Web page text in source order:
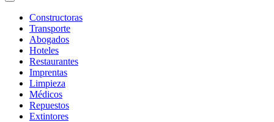
Constructoras
Transporte
Abogados
Hoteles
Restaurantes
Imprentas
Limpieza
Médicos
Repuestos
Extintores